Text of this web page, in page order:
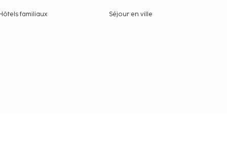
familiaux
Séjour en ville